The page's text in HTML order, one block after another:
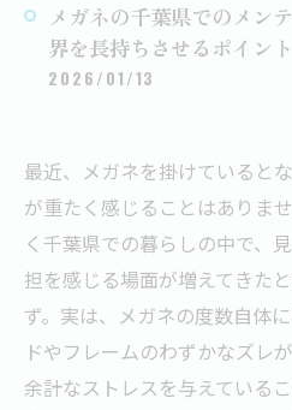
メガネの千葉県でのメン
界を長持ちさせるポイント
2026/01/13
最近、メガネを掛けていると
が重たく感じることはありま
く千葉県での暮らしの中で、
担を感じる場面が増えてきた
ず。実は、メガネの度数自体
ドやフレームのわずかなズレ
余計なストレスを与えている